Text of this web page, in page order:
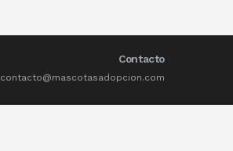
Contacto
contacto@mascotasadopcion.com